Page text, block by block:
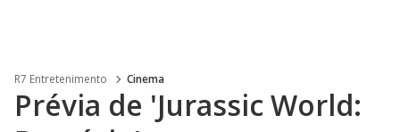
R7 Entretenimento Cinema
Prévia de 'Jurassic World: